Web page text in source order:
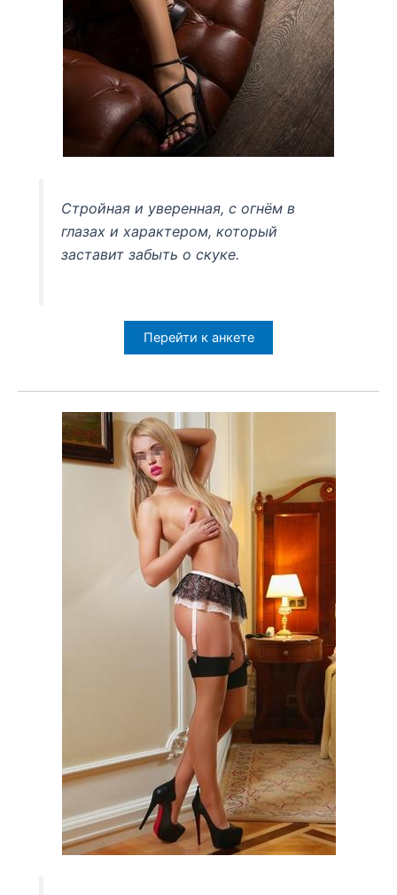
Стройная и уверенная, с огнём в
глазах и характером, который
заставит забыть о скуке.
Перейти к анкете